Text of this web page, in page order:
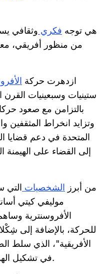
- هي توجه فكري وثقافي
من منظور أفريقي،
- ازدهرت حركة
ستينيات وسبعينيات القرن
بالتزامن مع صعود
وتزايد انخراط المثقفين
المتحدة في دعم قضايا
إلى القضاء على الهيمنة
-من أبرز الشخصيات التي
موليفي كيتي
الأفروسنترية
للحركة، بالإضافة إلى
الأفريقية"، الذي سلط
في تشكيل الهوية الثقافية للسود في الشتات.